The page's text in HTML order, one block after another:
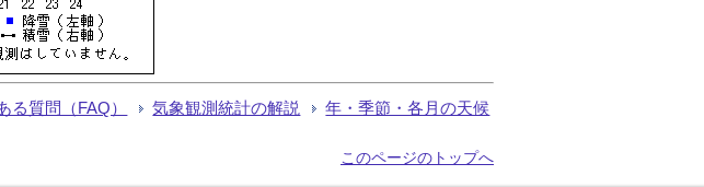
る質問（FAQ） 気象観測統計の解説 年・季節・各月の天候
このページのトップへ